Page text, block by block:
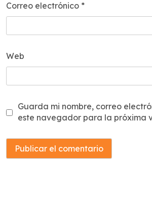
Correo electrónico *
Web
Guarda mi nombre, correo
este navegador para la próxima